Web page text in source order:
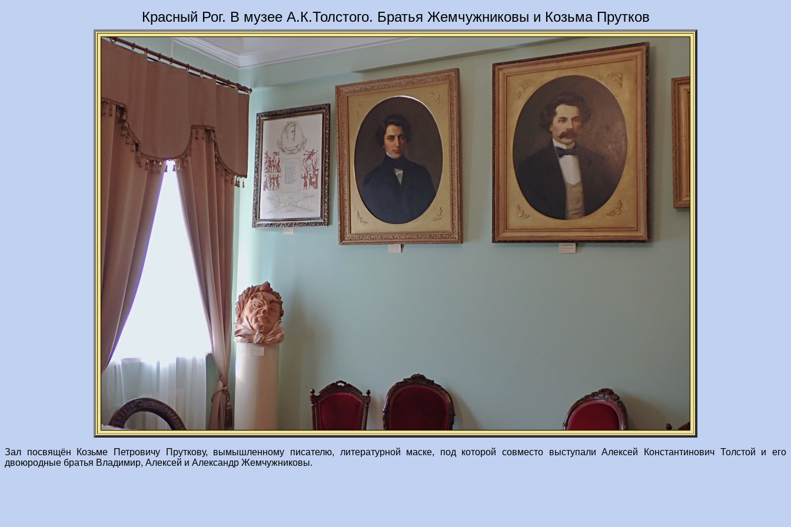
Красный Рог. В музее А.К.Толстого. Братья Жемчужниковы и Козьма Прутков
Зал посвящён Козьме Петровичу Пруткову, вымышленному писателю, литературной маске, под которой совместо выступали Алексей Константинович Толстой и его
двоюродные братья Владимир, Алексей и Александр Жемчужниковы.